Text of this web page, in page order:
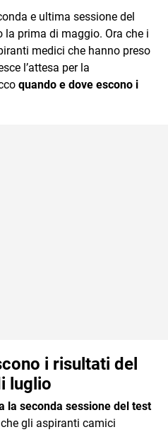
e ultima sessione del
la prima di maggio. Ora che i
medici che hanno preso
l’attesa per la
quando e dove escono i
i risultati del
luglio
la seconda sessione del test
gli aspiranti camici